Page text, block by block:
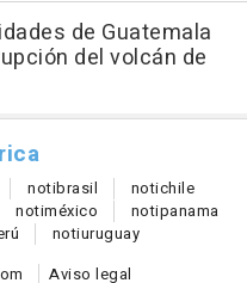
de Guatemala
del volcán de
notibrasil notichile
notiméxico notipanama
notiuruguay
Aviso legal